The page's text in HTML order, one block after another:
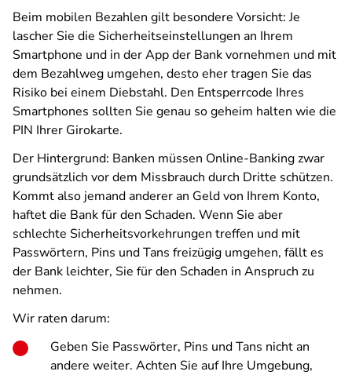
Beim mobilen Bezahlen gilt besondere Vorsicht: Je
lascher Sie die Sicherheitseinstellungen an Ihrem
Smartphone und in der App der Bank vornehmen und mit
dem Bezahlweg umgehen, desto eher tragen Sie das
Risiko bei einem Diebstahl. Den Entsperrcode Ihres
Smartphones sollten Sie genau so geheim halten wie die
PIN Ihrer Girokarte.
Der Hintergrund: Banken müssen Online-Banking zwar
grundsätzlich vor dem Missbrauch durch Dritte schützen.
Kommt also jemand anderer an Geld von Ihrem Konto,
haftet die Bank für den Schaden. Wenn Sie aber
schlechte Sicherheitsvorkehrungen treffen und mit
Passwörtern, Pins und Tans freizügig umgehen, fällt es
der Bank leichter, Sie für den Schaden in Anspruch zu
nehmen.
Wir raten darum:
Geben Sie Passwörter, Pins und Tans nicht an
andere weiter. Achten Sie auf Ihre Umgebung,